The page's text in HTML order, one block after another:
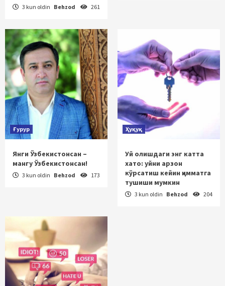
3 kun oldin Behzod 261
Ғурур
Янги Ўзбекистонсан –
мангу Ўзбекистонсан!
3 kun oldin Behzod 173
Ҳуқуқ
Уй олишдаги энг катта
хато: уйни арзон
кўрсатиш кейин қимматга
тушиши мумкин
3 kun oldin Behzod 204